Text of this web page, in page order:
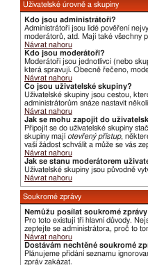
Uživatelské úrovně a skupiny
Kdo jsou administrátoři?
Administrátoři jsou lidé pověření
moderátorů, atd. Mají také všechny
Návrat nahoru
Kdo jsou moderátoři?
Moderátoři jsou jednotlivci (nebo
která spravují. Obecně řečeno,
Návrat nahoru
Co jsou uživatelské skupiny?
Uživatelské skupiny jsou cestou,
administrátorům snáze nastavit
Návrat nahoru
Jak se mohu zapojit do
Připojit se do uživatelské skupiny
skupiny mají otevřený přístup,
vaši žádost schválit a může se vás
Návrat nahoru
Jak se stanu moderátorem
Uživatelské skupiny jsou původně
Návrat nahoru
Soukromé zprávy
Nemůžu posílat soukromé
Pro toto existují tři hlavní důvody.
zeptejte se administrátora, proč to
Návrat nahoru
Dostávám nechtěné soukromé
Plánujeme přidání seznamu
zpráv zakázat.